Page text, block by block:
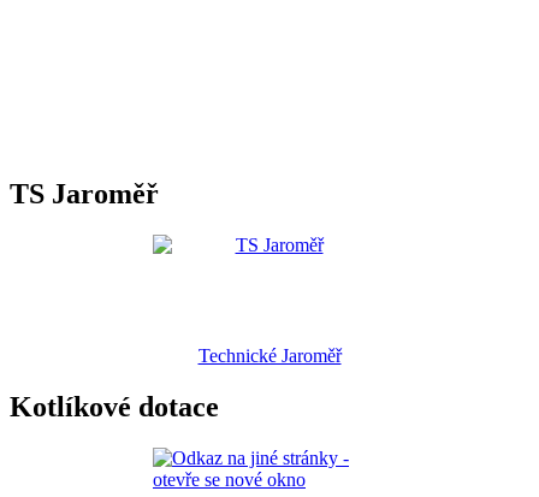
TS Jaroměř
Technické Jaroměř
Kotlíkové dotace